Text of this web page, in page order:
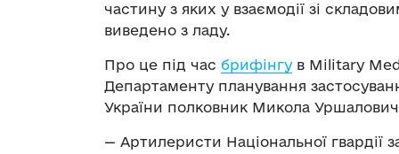
частину з яких у взаємодії зі
виведено з ладу.
Про це під час брифінгу в Military
Департаменту планування
України полковник Микола
— Артилеристи Національної гвардії